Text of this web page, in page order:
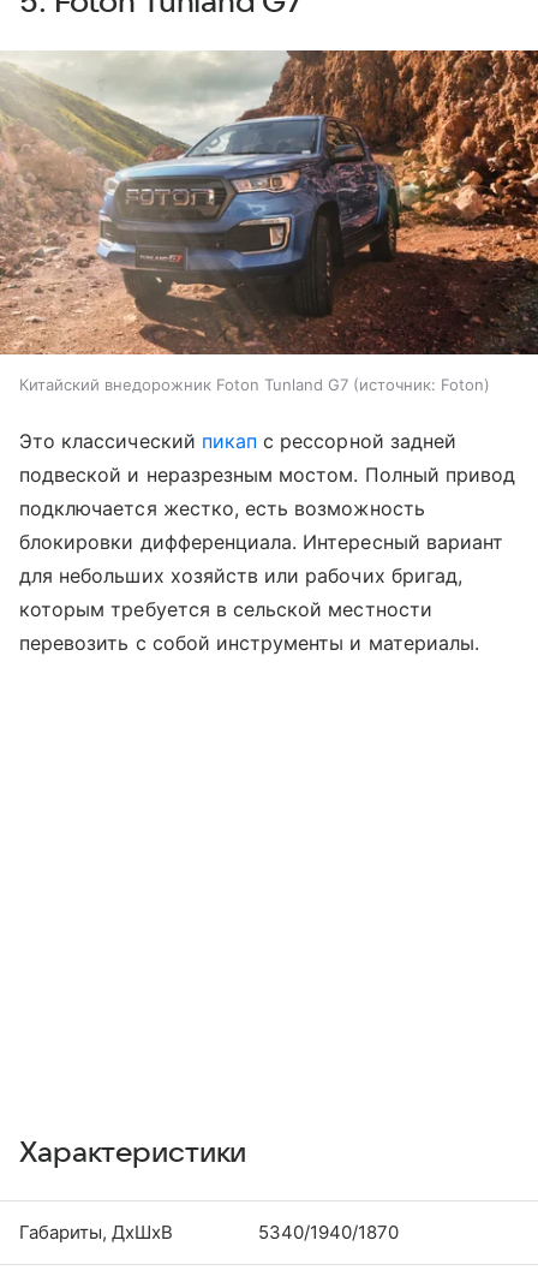
Китайский внедорожник Foton Tunland G7 источник: Foton
Это классический пикап с рессорной задней
подвеской и неразрезным мостом. Полный привод
подключается жестко, есть возможность
блокировки дифференциала. Интересный вариант
для небольших хозяйств или рабочих бригад,
которым требуется в сельской местности
перевозить с собой инструменты и материалы.
Характеристики
Габариты, ДхШхВ 5340/1940/1870